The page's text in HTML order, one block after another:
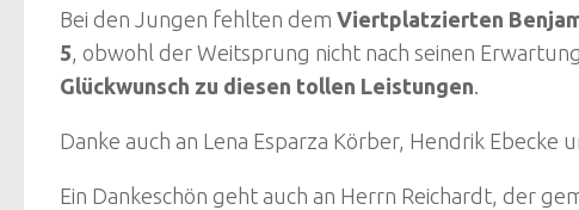
Bei den Jungen fehlten dem Viertplatzierten
5, obwohl der Weitsprung nicht nach seinen
Glückwunsch zu diesen tollen Leistungen.
Danke auch an Lena Esparza Körber, Hendrik
Ein Dankeschön geht auch an Herrn Reichardt, der